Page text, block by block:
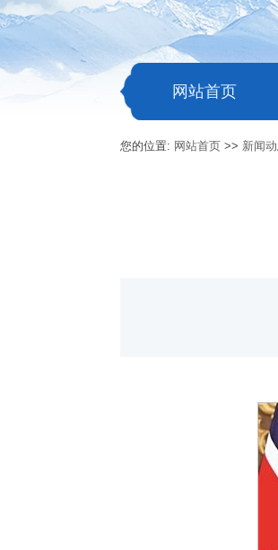
网站首页
您的位置: 网站首页 >> 新闻